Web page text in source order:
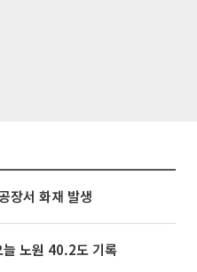
장서 화재 발생
노원 40.2도 기록